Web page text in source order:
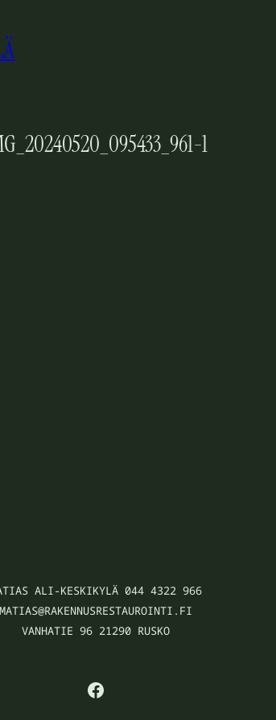
1
ALI-KESKIKYLÄ 044 4322 966
MATIAS@RAKENNUSRESTAUROINTI.FI
VANHATIE 96 21290 RUSKO
FACEBOOK